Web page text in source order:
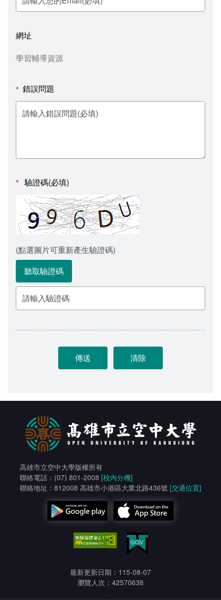
線上報名查詢
秘書處出納組
秘書處文書組
教學媒體處
電算中心
人事室
健康管理與促進學系
校園行事曆
教室‧會議室預約系統
線上報修最新消息
政府公開資訊
常見問答
意見信箱
各單位意見信箱
諮詢信箱進度查詢
影音資訊
網址
學習輔導資源
* 錯誤問題
* 驗證碼(必填)
(點選圖片可重新產生驗證碼)
聽取驗證碼
高雄市立空中大學版權所有
聯絡電話：(07) 801-2008 [校內分機]
聯絡地址：812008 高雄市小港區大業北路436號 [交通位置]
最新更新日期：115-08-07
瀏覽人次：42570638